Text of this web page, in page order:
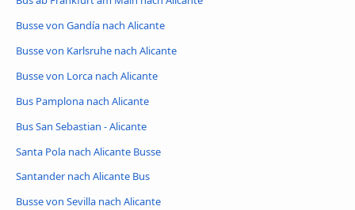
Busse von Gandía nach Alicante
Busse von Karlsruhe nach Alicante
Busse von Lorca nach Alicante
Bus Pamplona nach Alicante
Bus San Sebastian - Alicante
Santa Pola nach Alicante Busse
Santander nach Alicante Bus
Busse von Sevilla nach Alicante